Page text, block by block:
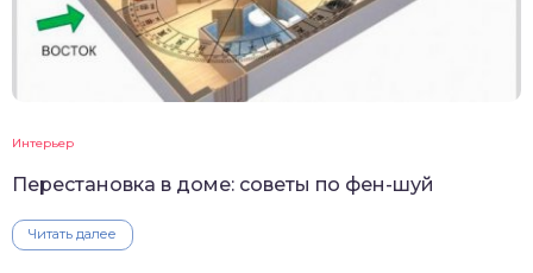
Интерьер
Перестановка в доме: советы по фен-шуй
Читать далее